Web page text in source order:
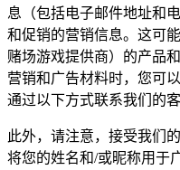
息（包括电子邮件地址和
和促销的营销信息。这可
赌场游戏提供商）的产品
营销和广告材料时，您可
通过以下方式联系我们的客
此外，请注意，接受我们
将您的姓名和/或昵称用于